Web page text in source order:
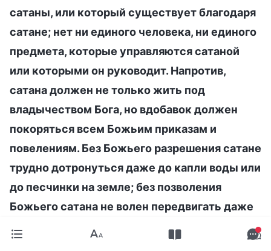
сатаны, или который существует благодаря
сатане; нет ни единого человека, ни единого
предмета, которые управляются сатаной
или которыми он руководит. Напротив,
сатана должен не только жить под
владычеством Бога, но вдобавок должен
покоряться всем Божьим приказам и
повелениям. Без Божьего разрешения сатане
трудно дотронуться даже до капли воды или
до песчинки на земле; без позволения
Божьего сатана не волен передвигать даже